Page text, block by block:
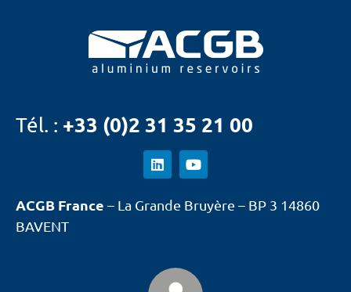
Tél. : +33 (0)2 31 35 21 00
ACGB France – La Grande Bruyère – BP 3 14860
BAVENT